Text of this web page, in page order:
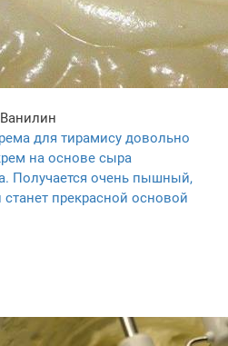
Ванилин
для тирамису довольно
на основе сыра
Получается очень пышный,
прекрасной основой